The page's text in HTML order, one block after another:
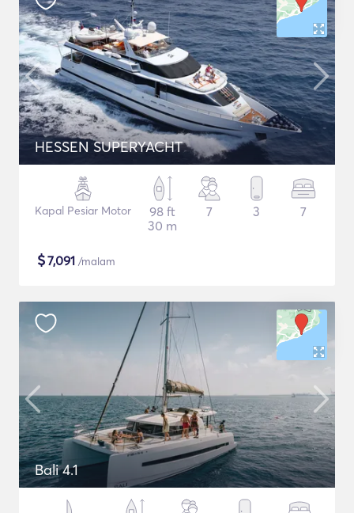
HESSEN SUPERYACHT
Kapal Pesiar Motor
98 ft
30 m
7 3 7
$7,091 /malam
Bali 4.1